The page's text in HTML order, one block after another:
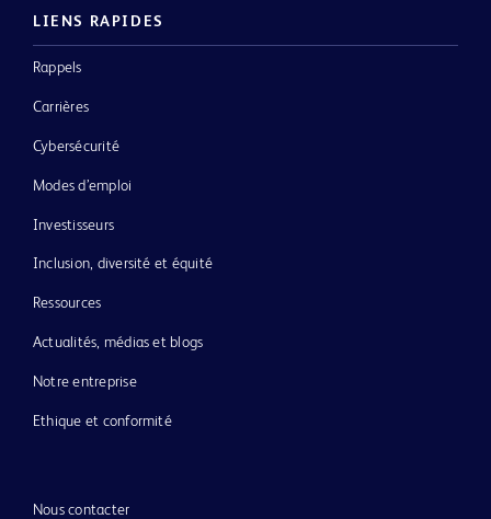
LIENS RAPIDES
Rappels
Carrières
Cybersécurité
Modes d’emploi
Investisseurs
Inclusion, diversité et équité
Ressources
Actualités, médias et blogs
Notre entreprise
Ethique et conformité
Nous contacter